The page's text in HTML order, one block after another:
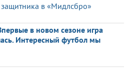
в «Мидлсбро»
в новом сезоне игра
Интересный футбол мы